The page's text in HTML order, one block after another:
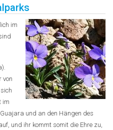
im
von
im
und an den Hängen des
und ihr kommt somit die Ehre zu,